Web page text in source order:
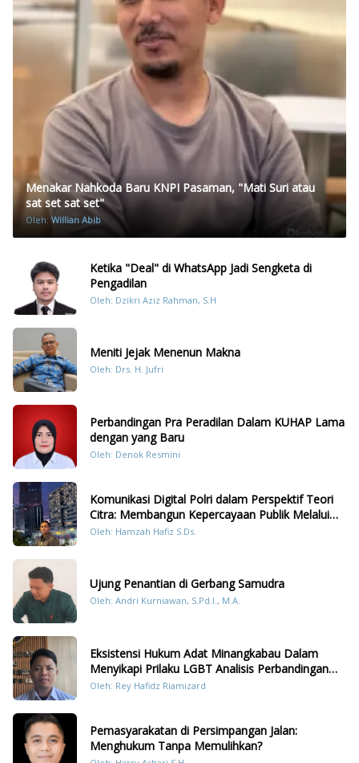
Menakar Nahkoda Baru KNPI Pasaman, "Mati Suri atau
sat set sat set"
Oleh:Willian Abib
Ketika "Deal" di WhatsApp Jadi Sengketa di
Pengadilan
Oleh: Dzikri Aziz Rahman, S.H
Meniti Jejak Menenun Makna
Oleh: Drs. H. Jufri
Perbandingan Pra Peradilan Dalam KUHAP Lama
dengan yang Baru
Oleh: Denok Resmini
Komunikasi Digital Polri dalam Perspektif Teori
Citra: Membangun Kepercayaan Publik Melalui
Konten Humanis Kesiapsiagaan Bencana di
Oleh: Hamzah Hafiz S.Ds.
Ujung Penantian di Gerbang Samudra
Oleh: Andri Kurniawan, S.Pd.I., M.A.
Eksistensi Hukum Adat Minangkabau Dalam
Menyikapi Prilaku LGBT Analisis Perbandingan
Dengan Hukum Pidana
Oleh: Rey Hafidz Riamizard
Pemasyarakatan di Persimpangan Jalan:
Menghukum Tanpa Memulihkan?